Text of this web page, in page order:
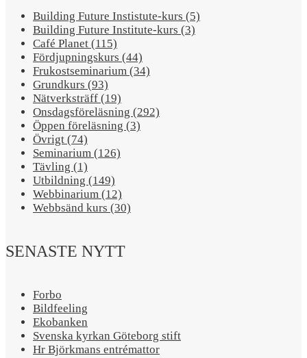
Building Future Instistute-kurs (5)
Building Future Institute-kurs (3)
Café Planet (115)
Fördjupningskurs (44)
Frukostseminarium (34)
Grundkurs (93)
Nätverksträff (19)
Onsdagsföreläsning (292)
Öppen föreläsning (3)
Övrigt (74)
Seminarium (126)
Tävling (1)
Utbildning (149)
Webbinarium (12)
Webbsänd kurs (30)
SENASTE NYTT
Forbo
Bildfeeling
Ekobanken
Svenska kyrkan Göteborg stift
Hr Björkmans entrémattor